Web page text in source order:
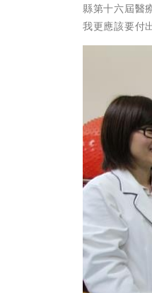
縣第十六屆醫
我更應該要付